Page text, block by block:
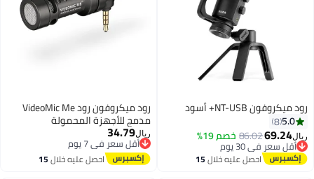
رود ميكروفون NT-USB+ أسود
5.0
8
ريال69.24
86.02خصم 19%
أقل سعر في 30 يوم
أقل سعر في 30 يوماحصل عليه خلال15
اغسطس
رود ميكروفون رود VideoMic Me
مدمج للأجهزة المحمولة
VIDEOMICME
ريال34.79
أقل سعر في 7 يوم
أقل سعر في 7 يوماحصل عليه خلال15
اغسطس